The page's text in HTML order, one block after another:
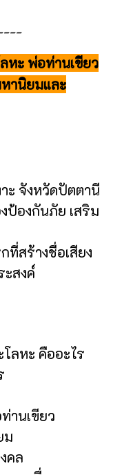
หะ พ่อท่านเขียว
หานิยมและ
ะ จังหวัดปัตตานี
ป้องกันภัย เสริม
ที่สร้างชื่อเสียง
สงค์
ลหะ คืออะไร
านเขียว
ม
คล